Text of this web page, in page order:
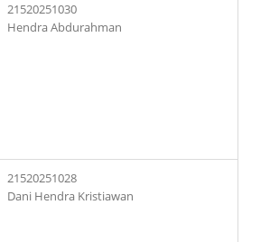
21520251030
Hendra Abdurahman
21520251028
Dani Hendra Kristiawan